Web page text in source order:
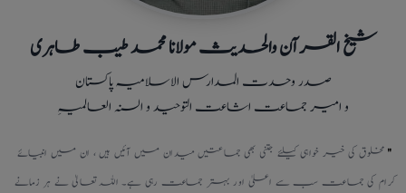
شیخ القرآن والحدیث مولانا محمد طیب طاہری
صدر وحدت المدارس الاسلامیہ پاکستان
و امیر جماعت اشاعت التوحید و السنہ العالمیہِ
" مخلوق کی خیر خواہی کیلئے جتنی بھی جماعتیں میدان میں آئیں ہیں ، ان میں انبیائے
کرام کی جماعت سب سے اعلیٰ اور بہتر جماعت رہی ہے۔ اللہ تعالیٰ نے ہر زمانے